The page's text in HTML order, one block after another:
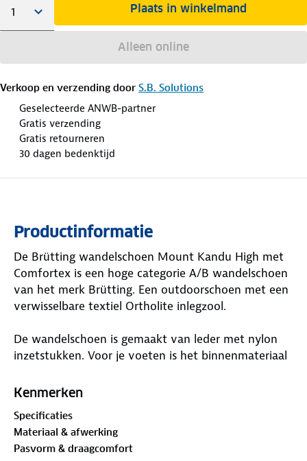
Plaats in winkelmand
Alleen online
Verkoop en verzending door S.B. Solutions
Geselecteerde ANWB-partner
Gratis verzending
Gratis retourneren
30 dagen bedenktijd
Productinformatie
De Brütting wandelschoen Mount Kandu High met
Comfortex is een hoge categorie A/B wandelschoen
van het merk Brütting. Een outdoorschoen met een
verwisselbare textiel Ortholite inlegzool.
De wandelschoen is gemaakt van leder met nylon
inzetstukken. Voor je voeten is het binnenmateriaal
beide van zacht textiel gemaakt zijn. Ook de
extra comfort. De binnenzool is een verwisselbare
ortholite textiel binnenzool waarmee je gemakkelijk
je eigen inlegzool kan gebruiken of de zool die bij de
Kenmerken
Specificaties
Materiaal & afwerking
Pasvorm & draagcomfort